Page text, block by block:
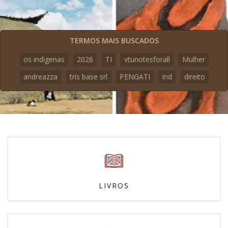
TERMOS MAIS BUSCADOS
os indigenas
2026 TI vtunotesforall
Mulher
andreazza
tris base srl PENGATI ind direito
LIVROS